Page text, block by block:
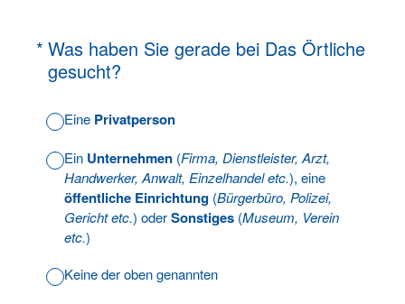
* Was haben Sie gerade bei Das Örtliche
gesucht?
(Erforderlich.)
Eine Privatperson
Ein Unternehmen (Firma, Dienstleister, Arzt,
Handwerker, Anwalt, Einzelhandel etc.), eine
öffentliche Einrichtung (Bürgerbüro, Polizei,
Gericht etc.) oderSonstiges (Museum, Verein
etc.)
Keine der oben genannten